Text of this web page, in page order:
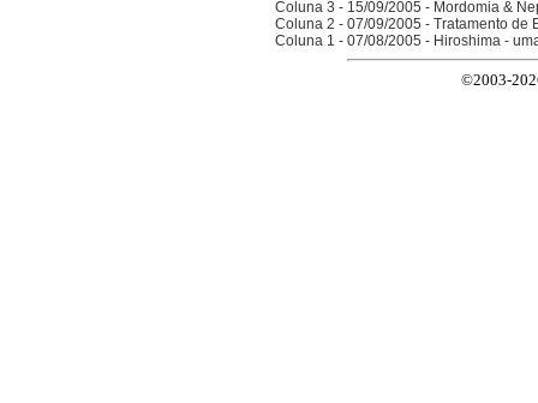
Coluna 3 - 15/09/2005 - Mordomia &
Coluna 2 - 07/09/2005 - Tratamento de
Coluna 1 - 07/08/2005 - Hiroshima -
©2003-